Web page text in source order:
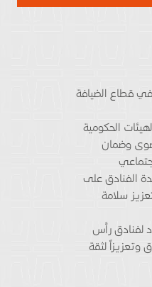
قطاع الضيافة
الحكومية
وضمان
الفنادق على
سلامة
لفنادق رأس
وتعزيزاً لثقة